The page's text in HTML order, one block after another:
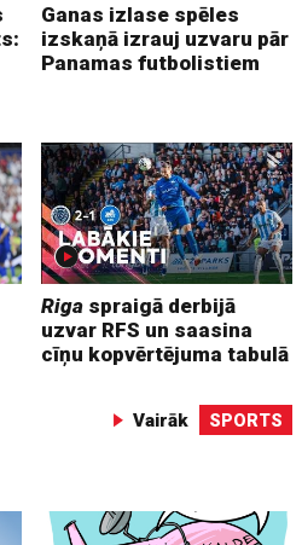
Ganas izlase spēles
izskaņā izrauj uzvaru pār
Panamas futbolistiem
Riga spraigā derbijā
uzvar RFS un saasina
cīņu kopvērtējuma tabulā
Vairāk SPORTS